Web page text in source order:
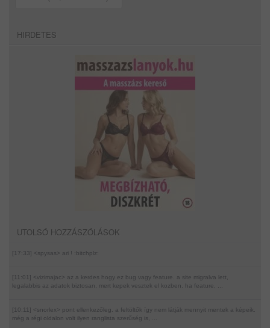
HIRDETES
UTOLSÓ HOZZÁSZÓLÁSOK
[17:33] <spysas> ari ! :bitchplz:
[11:01] <vizimajac> az a kerdes hogy ez bug vagy feature. a site migralva lett,
legalabbis az adatok biztosan, mert kepek vesztek el kozben. ha feature, ...
[10:11] <snorlex> pont ellenkezőleg. a feltöltők így nem látják mennyit mentek a képeik.
még a régi oldalon volt ilyen ranglista szerűség is, ...